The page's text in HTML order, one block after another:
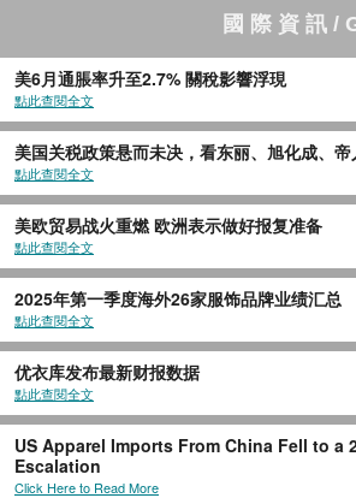
國 際 資 訊 /
美6月通脹率升至2.7% 關稅影響浮現
點此查閱全文
美国关税政策悬而未决，看东丽、旭化成、
點此查閱全文
美欧贸易战火重燃 欧洲表示做好报复准备
點此查閱全文
2025年第一季度海外26家服饰品牌业绩汇总
點此查閱全文
优衣库发布最新财报数据
點此查閱全文
US Apparel Imports From China Fell to a
Escalation
Click Here to Read More